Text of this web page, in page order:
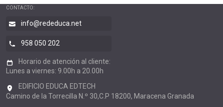
CONTACTO:
info@rededuca.net
958 050 202
Horario de atención al cliente:
Lunes a viernes: 9.00h a 20.00h
EDIFICIO EDUCA EDTECH
Camino de la Torrecilla N.º 30,C.P 18200, Maracena Granada